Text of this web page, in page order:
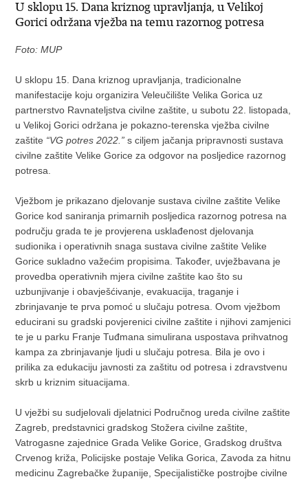
U sklopu 15. Dana kriznog upravljanja, u Velikoj
Gorici održana vježba na temu razornog potresa
Foto: MUP
U sklopu 15. Dana kriznog upravljanja, tradicionalne
manifestacije koju organizira Veleučilište Velika Gorica uz
partnerstvo Ravnateljstva civilne zaštite, u subotu 22. listopada,
u Velikoj Gorici održana je pokazno-terenska vježba civilne
zaštite “VG potres 2022.” s ciljem jačanja pripravnosti sustava
civilne zaštite Velike Gorice za odgovor na posljedice razornog
potresa.
Vježbom je prikazano djelovanje sustava civilne zaštite Velike
Gorice kod saniranja primarnih posljedica razornog potresa na
području grada te je provjerena usklađenost djelovanja
sudionika i operativnih snaga sustava civilne zaštite Velike
Gorice sukladno važećim propisima. Također, uvježbavana je
provedba operativnih mjera civilne zaštite kao što su
uzbunjivanje i obavješćivanje, evakuacija, traganje i
zbrinjavanje te prva pomoć u slučaju potresa. Ovom vježbom
educirani su gradski povjerenici civilne zaštite i njihovi zamjenici
te je u parku Franje Tuđmana simulirana uspostava prihvatnog
kampa za zbrinjavanje ljudi u slučaju potresa. Bila je ovo i
prilika za edukaciju javnosti za zaštitu od potresa i zdravstvenu
skrb u kriznim situacijama.
U vježbi su sudjelovali djelatnici Područnog ureda civilne zaštite
Zagreb, predstavnici gradskog Stožera civilne zaštite,
Vatrogasne zajednice Grada Velike Gorice, Gradskog društva
Crvenog križa, Policijske postaje Velika Gorica, Zavoda za hitnu
medicinu Zagrebačke županije, Specijalističke postrojbe civilne